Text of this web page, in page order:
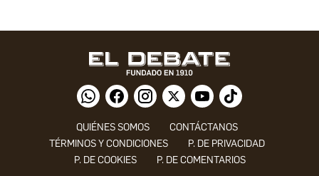
QUIÉNES SOMOS
CONTÁCTANOS
TÉRMINOS Y CONDICIONES
P. DE PRIVACIDAD
P. DE COOKIES
P. DE COMENTARIOS